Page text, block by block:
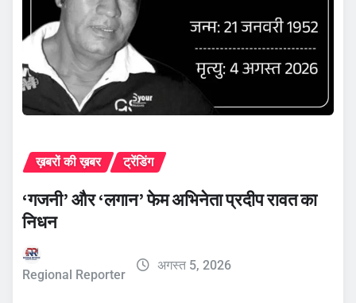
ख़बरों की ख़बर ट्रेंडिंग
‘गजनी’ और ‘लगान’ फेम अभिनेता प्रदीप रावत का
निधन
Regional Reporter
अगस्त 5, 2026